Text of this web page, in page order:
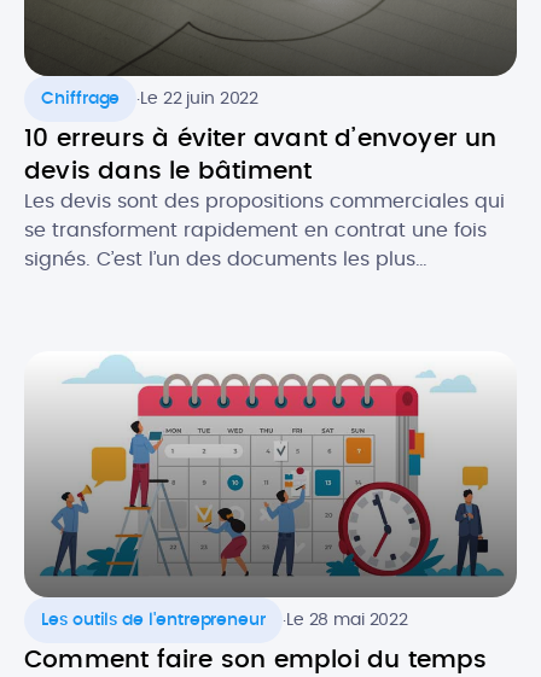
Chiffrage .Le 22 juin 2022
10 erreurs à éviter avant d’envoyer un
devis dans le bâtiment
Les devis sont des propositions commerciales qui
se transforment rapidement en contrat une fois
signés. C’est l’un des documents les plus
un prospect. Il est donc crucial de ne pas […]
Les outils de l'entrepreneur .Le 28 mai 2022
Comment faire son emploi du temps